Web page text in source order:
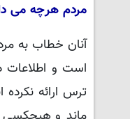
مردم هرچه می
آنان خطاب به
است و اطلاعات
ترس ارائه